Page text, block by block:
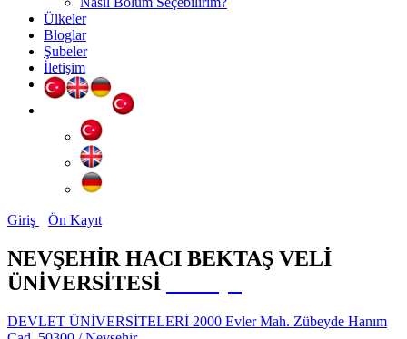
Ülkeler
Bloglar
Şubeler
İletişim
Giriş Ön Kayıt
NEVŞEHİR HACI BEKTAŞ VELİ
ÜNİVERSİTESİ
DEVLET ÜNİVERSİTELERİ 2000 Evler Mah. Zübeyde Hanım